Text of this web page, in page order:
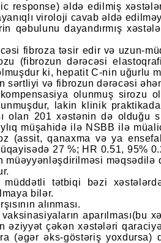
response) əldə edilmiş
viroloji cavab əldə
qəbulunu dayandırmış
fibroza təsir edir və uzun-
(fibrozun dərəcəsi
ki, hepatit C-nin uğurlu
və fibrozun dərəcəsi
olunmuş sirozu
lakin klinik
olan 201 xəstənin də olduğu
müşahidə ilə NSBB ilə
(assit, qanaxma və ya
27 %; HR 0.51, 95%
müəyyənləşdirilməsi
tətbiqi bəzi
bilər.
alınması.
aparılması(bu
əziyyət çəkən xəstələri
(əgər əks-göstəriş yoxdursa)